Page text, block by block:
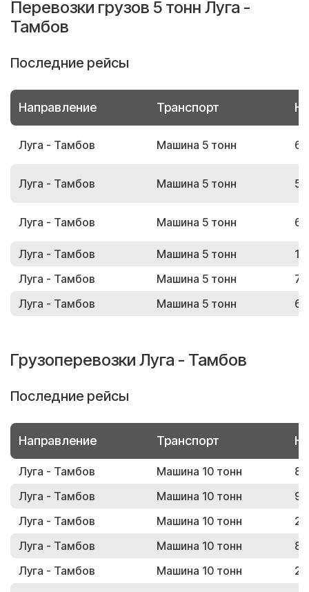
Перевозки грузов 5 тонн Луга -
Тамбов
Последние рейсы
Направление Транспорт
Луга - Тамбов Машина 5 тонн
Луга - Тамбов Машина 5 тонн
Луга - Тамбов Машина 5 тонн
Луга - Тамбов Машина 5 тонн
Луга - Тамбов
Машина 5 тонн
Луга - Тамбов
Машина 5 тонн
Грузоперевозки Луга - Тамбов
Последние рейсы
Направление Транспорт
Луга - Тамбов Машина 10 тонн
Луга - Тамбов
Машина 10 тонн
Луга - Тамбов
Машина 10 тонн
Луга - Тамбов
Машина 10 тонн
Луга - Тамбов
Машина 10 тонн